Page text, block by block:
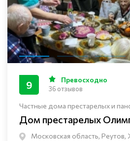
Частные дома престарелых и
Дом престарелых
Московская область,
9 Превосходно
36 отзывов